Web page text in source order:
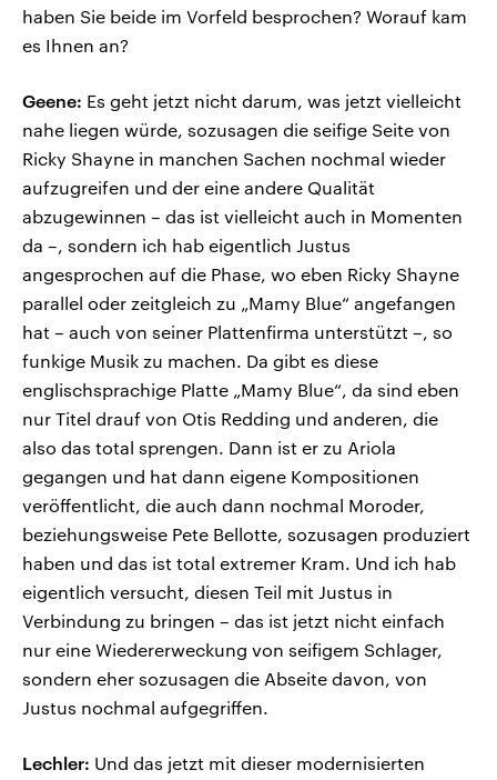
haben Sie beide im Vorfeld besprochen? Worauf kam
es Ihnen an?
Geene: Es geht jetzt nicht darum, was jetzt vielleicht
nahe liegen würde, sozusagen die seifige Seite von
Ricky Shayne in manchen Sachen nochmal wieder
aufzugreifen und der eine andere Qualität
abzugewinnen – das ist vielleicht auch in Momenten
da –, sondern ich hab eigentlich Justus
angesprochen auf die Phase, wo eben Ricky Shayne
parallel oder zeitgleich zu „Mamy Blue“ angefangen
hat – auch von seiner Plattenfirma unterstützt –, so
funkige Musik zu machen. Da gibt es diese
englischsprachige Platte „Mamy Blue“, da sind eben
nur Titel drauf von Otis Redding und anderen, die
also das total sprengen. Dann ist er zu Ariola
gegangen und hat dann eigene Kompositionen
veröffentlicht, die auch dann nochmal Moroder,
beziehungsweise Pete Bellotte, sozusagen produziert
haben und das ist total extremer Kram. Und ich hab
eigentlich versucht, diesen Teil mit Justus in
Verbindung zu bringen – das ist jetzt nicht einfach
nur eine Wiedererweckung von seifigem Schlager,
sondern eher sozusagen die Abseite davon, von
Justus nochmal aufgegriffen.
Lechler: Und das jetzt mit dieser modernisierten